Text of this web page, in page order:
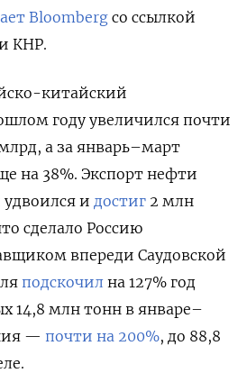
Bloombergсо ссылкой
КНР.
китайский
году увеличился почти
а за январь–март
на 38%. Экспорт нефти
и достиг 2 млн
сделало Россию
впереди Саудовской
подскочил на 127% год
14,8 млн тонн в январе–
— почти на 200%, до 88,8